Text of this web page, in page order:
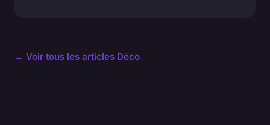
← Voir tous les articles Déco